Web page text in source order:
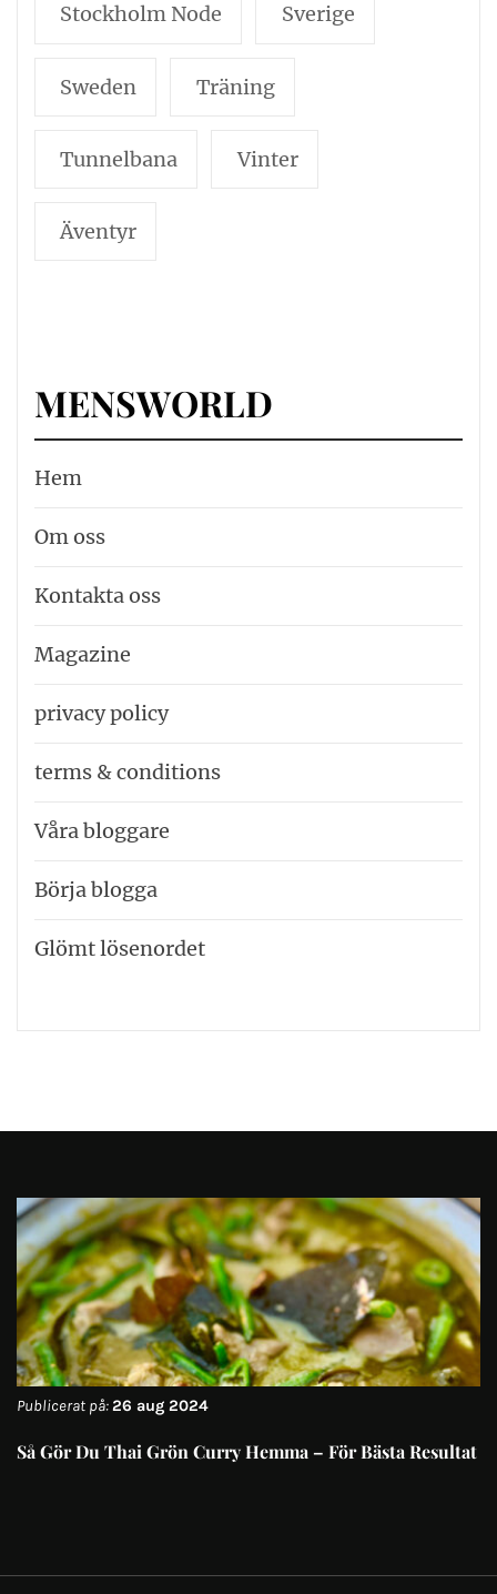
Stockholm Node Sverige
Sweden Träning
Tunnelbana Vinter
Äventyr
MENSWORLD
Hem
Om oss
Kontakta oss
Magazine
privacy policy
terms & conditions
Våra bloggare
Börja blogga
Glömt lösenordet
Publicerat på:26 aug 2024
Så Gör Du Thai Grön Curry Hemma – För Bästa Resultat